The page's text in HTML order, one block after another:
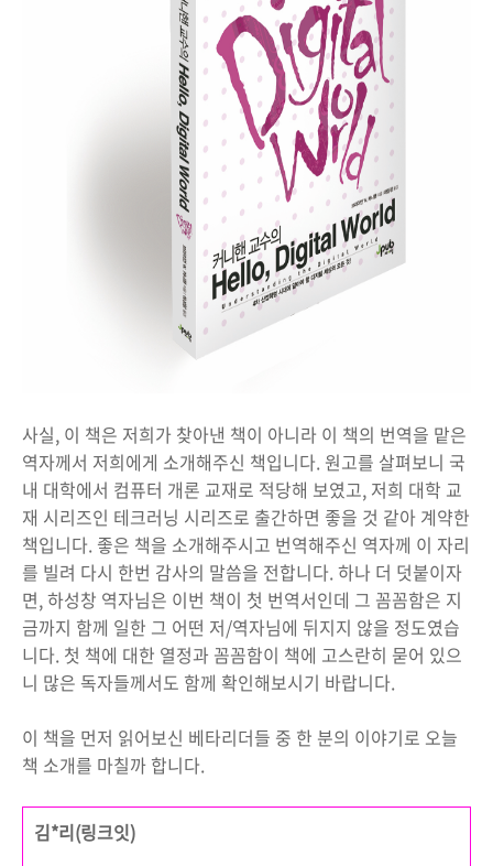
사실, 이 책은 저희가 찾아낸 책이 아니라 이 책의 번역을 맡은
역자께서 저희에게 소개해주신 책입니다. 원고를 살펴보니 국
내 대학에서 컴퓨터 개론 교재로 적당해 보였고, 저희 대학 교
재 시리즈인 테크러닝 시리즈로 출간하면 좋을 것 같아 계약한
책입니다. 좋은 책을 소개해주시고 번역해주신 역자께 이 자리
를 빌려 다시 한번 감사의 말씀을 전합니다. 하나 더 덧붙이자
면, 하성창 역자님은 이번 책이 첫 번역서인데 그 꼼꼼함은 지
금까지 함께 일한 그 어떤 저/역자님에 뒤지지 않을 정도였습
니다. 첫 책에 대한 열정과 꼼꼼함이 책에 고스란히 묻어 있으
니 많은 독자들께서도 함께 확인해보시기 바랍니다.
이 책을 먼저 읽어보신 베타리더들 중 한 분의 이야기로 오늘
책 소개를 마칠까 합니다.
김*리(링크잇)